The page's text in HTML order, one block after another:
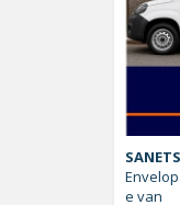
e van